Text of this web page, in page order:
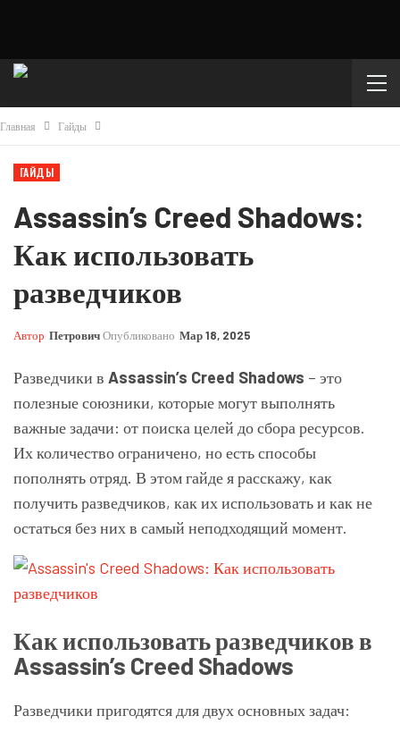
Главная Гайды
ГАЙДЫ
Assassin’s Creed Shadows:
Как использовать
разведчиков
Автор ПетровичОпубликовано Мар 18, 2025
Разведчики в Assassin’s Creed Shadows – это
полезные союзники, которые могут выполнять
важные задачи: от поиска целей до сбора ресурсов.
Их количество ограничено, но есть способы
пополнять отряд. В этом гайде я расскажу, как
получить разведчиков, как их использовать и как не
остаться без них в самый неподходящий момент.
Как использовать разведчиков в
Assassin’s Creed Shadows
Разведчики пригодятся для двух основных задач: